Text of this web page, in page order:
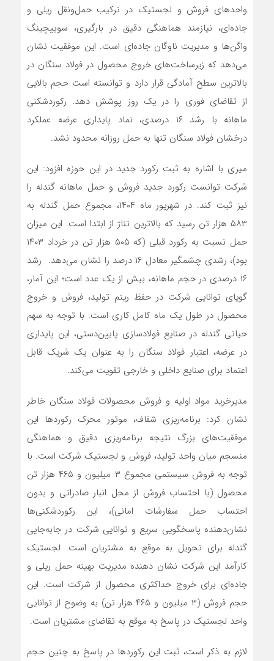
واحدهای فروش و لجستیک در ترکیب حمل‌ونقل ریلی و
جاده‌ای، نیازمند هماهنگی دقیق در بارگیری، سوییچینگ
واگن‌ها و مدیریت ناوگان جاده‌ای است. این موفقیت نشان
می‌دهد که زیرساخت‌های خروج محصول در فولاد سنگان در
بالاترین سطح آمادگی قرار دارد و توانسته است حجم بالایی
از تقاضای فوری را در یک روز پوشش دهد. رکوردشکنی
ماهانه با رشد ۱۶ درصدی، نماد پایداری عرضه عملکرد
درخشان فولاد سنگان تنها به حمل روزانه محدود نشد.
میری با اشاره به ثبت رکورد جدید در این حوزه افزود: این
شرکت توانست رکورد جدید فروش و حمل ماهانه گندله را
نیز ثبت کند. در شهریور ماه ۱۴۰۴، مجموع حمل گندله به
۵۸۳ هزار تن رسید که بالاترین تناژ از ابتدا است. این میزان
حمل نسبت به رکورد قبلی (که ۵۰۵ هزار تن در خرداد ۱۴۰۳
بود)، رشدی چشمگیر معادل ۱۶ درصد را نشان می‌دهد. رشد
۱۶ درصدی در حجم ماهانه، بیش از یک عدد است؛ این آمار،
گویای توانایی شرکت در حفظ ریتم تولید، فروش و خروج
محصول در طول یک ماه کامل کاری است. با توجه به سهم
حیاتی گندله در صنایع فولادسازی پایین‌دستی، این پایداری
در عرضه، اعتبار فولاد سنگان را به عنوان یک شریک قابل
اعتماد برای صنایع داخلی و خارجی تقویت می‌کند.
مدیرخرید مواد اولیه و فروش محصولات فولاد سنگان خاطر
نشان کرد: برنامه‌ریزی شفاف، موتور محرک رکوردها این
موفقیت‌های بزرگ نتیجه برنامه‌ریزی دقیق و هماهنگی
منسجم میان واحد تولید، فروش و لجستیک شرکت است. با
توجه به فروش سیستمی مجموع ۳ میلیون و ۴۶۵ هزار تن
محصول (با احتساب فروش از محل انبار صادراتی و بدون
احتساب حمل سفارشات امانی)، این رکوردشکنی‌ها
نشان‌دهنده پاسخگویی سریع و توانایی شرکت در جابه‌جایی
گندله برای تحویل به موقع به مشتریان است. لجستیک
کارآمد این شرکت نشان دهنده مدیریت بهینه حمل ریلی و
جاده‌ای برای خروج حداکثری محصول از شرکت است. این
حجم فروش (۳ میلیون و ۴۶۵ هزار تن) به وضوح از توانایی
واحد لجستیک در پاسخ به موقع به تقاضای مشتریان است.
لازم به ذکر است، ثبت این رکوردها در پاسخ به چنین حجم